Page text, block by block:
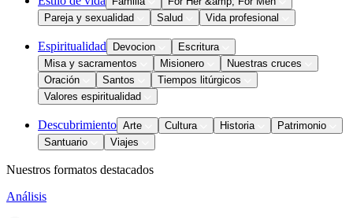
Pareja y sexualidad
Salud Vida profesional
Espiritualidad Devocion
Escritura
Misa y sacramentos
Misionero
Nuestras cruces
Oración
Santos
Tiempos litúrgicos
Valores espiritualidad
Descubrimiento Arte Cultura Historia
Patrimonio
Santuario
Viajes
Nuestros formatos destacados
Análisis